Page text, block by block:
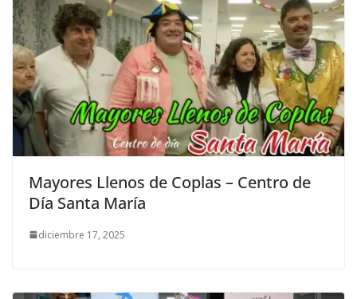
Mayores Llenos de Coplas – Centro de
Día Santa María
diciembre 17, 2025